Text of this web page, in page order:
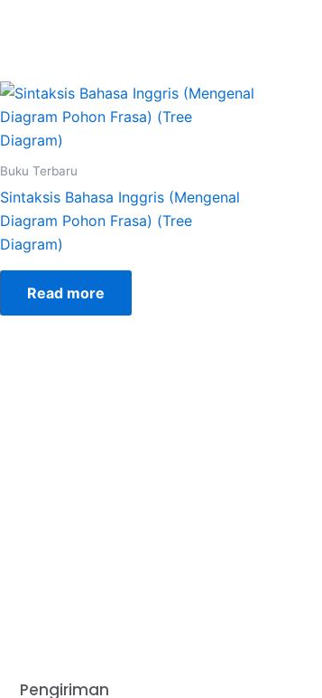
Buku Terbaru
Sintaksis Bahasa Inggris (Mengenal
Diagram Pohon Frasa) (Tree
Diagram)
Read more
Pengiriman